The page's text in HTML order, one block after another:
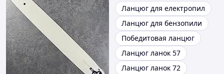
Ланцюг для електропил
Ланцюг для бензопили
Победитовая ланцюг
Ланцюг ланок 57
Ланцюг ланок 72